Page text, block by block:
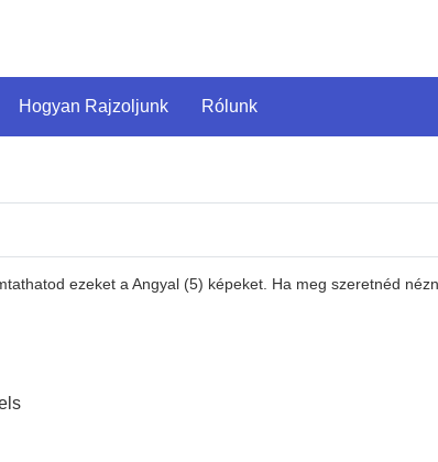
Hogyan Rajzoljunk Rólunk
ezeket a Angyal (5) képeket. Ha meg szeretnéd